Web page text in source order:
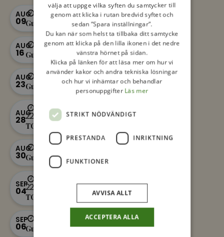
AUG
09Gudstjänst
11:00 - 12:00
AUG
16 Gudstjänst
11:00 - 12:00
AUG
23Gudstjänst
11:00 - 12:00
AUG
28
TONÅR
18:00 -
22:00
AUG
30Gudstjänst
11:00 - 12:00
SEP
04
TONÅR
22:00
SEP
06Gudstjänst
välja att uppge vilka syften du samtycker till
genom att klicka i rutan bredvid syftet och
sedan ”Spara inställningar”.
Du kan när som helst ta tillbaka ditt samtycke
genom att klicka på den lilla ikonen i det nedre
vänstra hörnet på sidan.
Klicka på länken för att läsa mer om hur vi
använder kakor och andra tekniska lösningar
och hur vi inhämtar och behandlar
personuppgifter Läs mer
STRIKT NÖDVÄNDIGT
PRESTANDA INRIKTNING
FUNKTIONER
ACCEPTERA ALLA
AVVISA ALLT